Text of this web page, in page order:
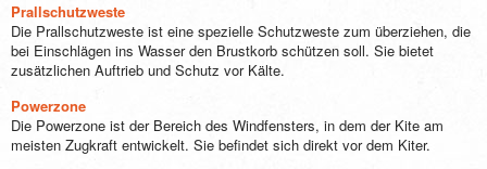
Prallschutzweste
Die Prallschutzweste ist eine spezielle Schutzweste zum überziehen, die
bei Einschlägen ins Wasser den Brustkorb schützen soll. Sie bietet
zusätzlichen Auftrieb und Schutz vor Kälte.
Powerzone
Die Powerzone ist der Bereich des Windfensters, in dem der Kite am
meisten Zugkraft entwickelt. Sie befindet sich direkt vor dem Kiter.